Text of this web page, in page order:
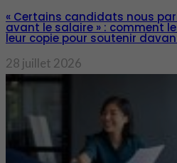
« Certains candidats nous
avant le salaire » : comment
leur copie pour soutenir
28 juillet 2026